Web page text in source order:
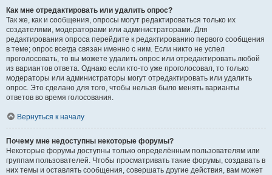
Как мне отредактировать или удалить опрос?
Так же, как и сообщения, опросы могут редактироваться только их
создателями, модераторами или администраторами. Для
редактирования опроса перейдите к редактированию первого сообщения
в теме; опрос всегда связан именно с ним. Если никто не успел
проголосовать, то вы можете удалить опрос или отредактировать любой
из вариантов ответа. Однако если кто-то уже проголосовал, то только
модераторы или администраторы могут отредактировать или удалить
опрос. Это сделано для того, чтобы нельзя было менять варианты
ответов во время голосования.
Вернуться к началу
Почему мне недоступны некоторые форумы?
Некоторые форумы доступны только определённым пользователям или
группам пользователей. Чтобы просматривать такие форумы, создавать в
них темы и оставлять сообщения, совершать другие действия, вам может